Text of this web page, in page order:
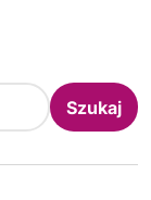
Szukaj